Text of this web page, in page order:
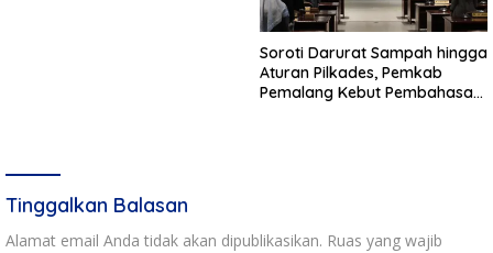
Soroti Darurat Sampah hingga
Aturan Pilkades, Pemkab
Pemalang Kebut Pembahasan
Tinggalkan Balasan
Alamat email Anda tidak akan dipublikasikan. Ruas yang wajib